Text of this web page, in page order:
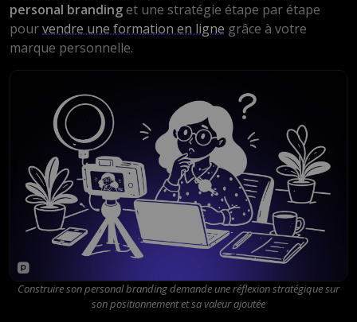
personal brandinget une stratégie étape par étape
pourvendre une formation en ligne grâce à votre
marque personnelle.
Construire son personal branding demande une réflexion stratégique sur
son positionnement et sa valeur ajoutée